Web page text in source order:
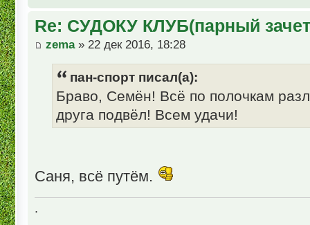
Re: СУДОКУ КЛУБ(парный
zema» 22 дек 2016, 18:28
пан-спорт писал(а):
Браво, Семён! Всё по полочкам
друга подвёл! Всем удачи!
Саня, всё путём.
.